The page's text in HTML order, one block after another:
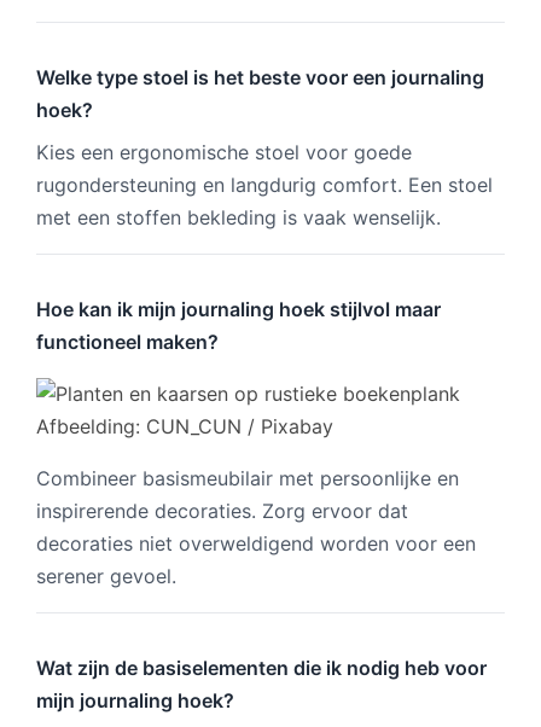
Welke type stoel is het beste voor een journaling
hoek?
Kies een ergonomische stoel voor goede
rugondersteuning en langdurig comfort. Een stoel
met een stoffen bekleding is vaak wenselijk.
Hoe kan ik mijn journaling hoek stijlvol maar
functioneel maken?
Afbeelding: CUN_CUN / Pixabay
Combineer basismeubilair met persoonlijke en
inspirerende decoraties. Zorg ervoor dat
decoraties niet overweldigend worden voor een
serener gevoel.
Wat zijn de basiselementen die ik nodig heb voor
mijn journaling hoek?